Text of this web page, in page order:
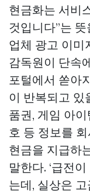
현금화는 서비
것입니다”는
업체 광고 이미
감독원이 단속
포털에서 쏟아
이 반복되고 있
품권, 게임 아
호 등 정보를
현금을 지급하
말한다. ‘급전
는데, 실상은